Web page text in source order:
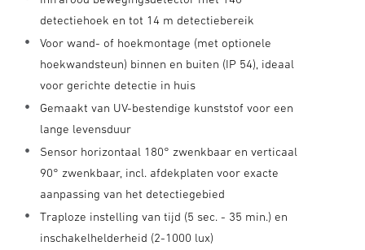
detectiehoek en tot 14 m detectiebereik
Voor wand- of hoekmontage (met optionele
hoekwandsteun) binnen en buiten (IP 54), ideaal
voor gerichte detectie in huis
Gemaakt van UV-bestendige kunststof voor een
lange levensduur
Sensor horizontaal 180° zwenkbaar en verticaal
90° zwenkbaar, incl. afdekplaten voor exacte
aanpassing van het detectiegebied
Traploze instelling van tijd (5 sec. - 35 min.) en
inschakelhelderheid (2-1000 lux)